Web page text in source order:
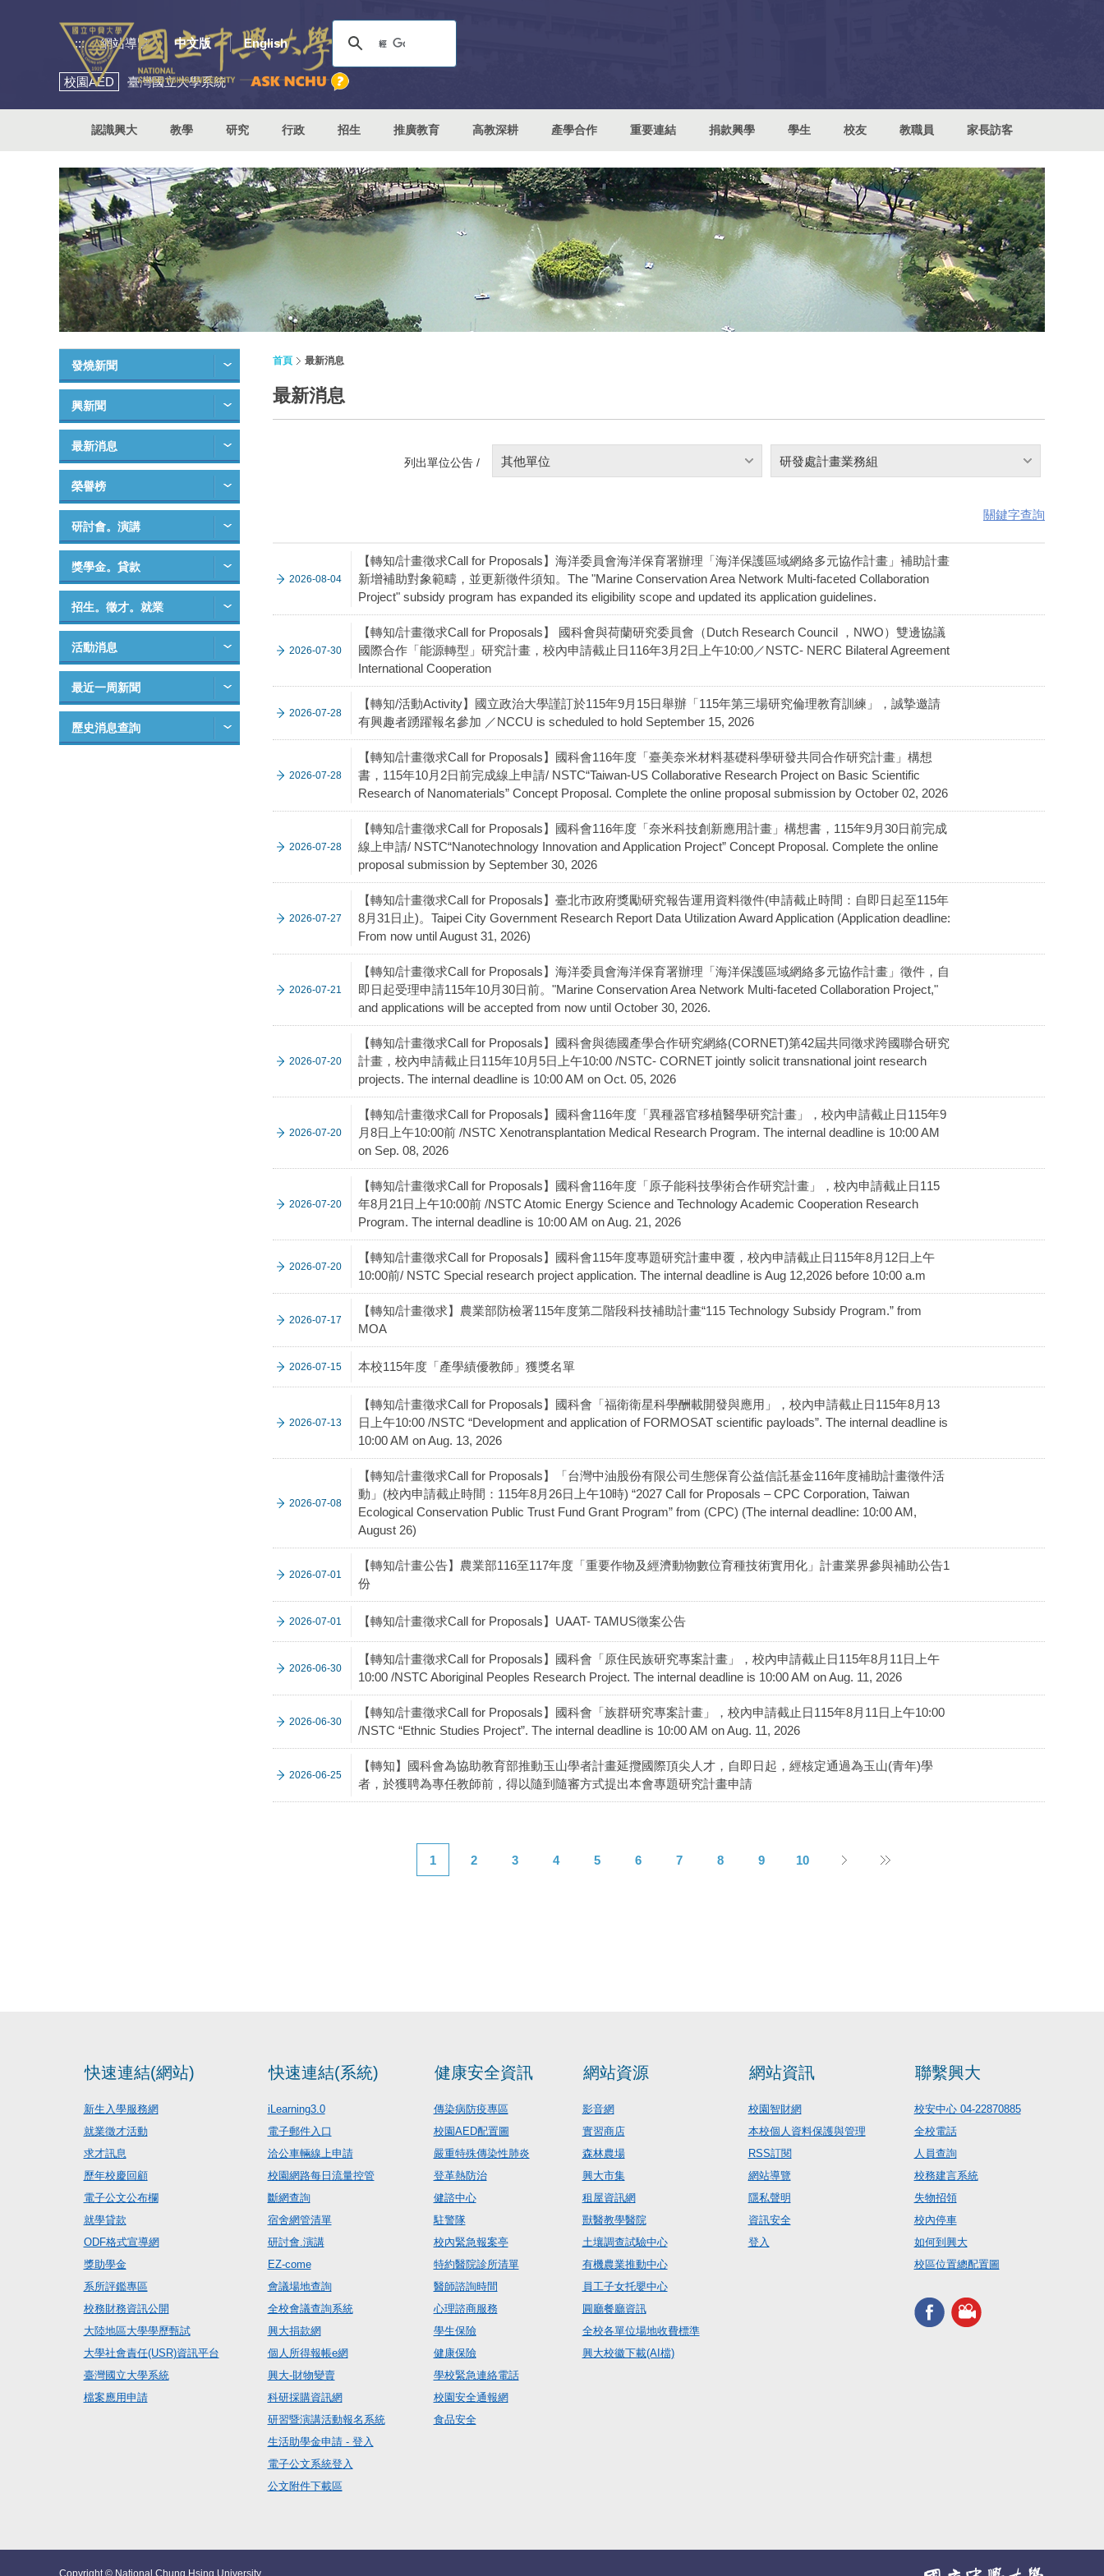
::: 網站導覽 中文版 English
校園AED 臺灣國立大學系統
認識興大 教學 研究 行政 招生 推廣教育 高教深耕 產學合作 重要連結 捐款興學 學生 校友 教職員 家長訪客
發燒新聞
興新聞
最新消息
榮譽榜
研討會。演講
獎學金。貸款
招生。徵才。就業
活動消息
最近一周新聞
歷史消息查詢
首頁 最新消息
最新消息
列出單位公告 / 其他單位 研發處計畫業務組
關鍵字查詢
2026-08-04
【轉知/計畫徵求Call for Proposals】海洋委員會海洋保育署辦理「海洋保護區域網絡多元協作計畫」補助計畫
新增補助對象範疇，並更新徵件須知。The "Marine Conservation Area Network Multi-faceted Collaboration
Project" subsidy program has expanded its eligibility scope and updated its application guidelines.
2026-07-30
【轉知/計畫徵求Call for Proposals】 國科會與荷蘭研究委員會（Dutch Research Council ，NWO）雙邊協議
國際合作「能源轉型」研究計畫，校內申請截止日116年3月2日上午10:00／NSTC- NERC Bilateral Agreement
International Cooperation
2026-07-28
【轉知/活動Activity】國立政治大學謹訂於115年9月15日舉辦「115年第三場研究倫理教育訓練」，誠摯邀請
有興趣者踴躍報名參加 ／NCCU is scheduled to hold September 15, 2026
2026-07-28
【轉知/計畫徵求Call for Proposals】國科會116年度「臺美奈米材料基礎科學研發共同合作研究計畫」構想
書，115年10月2日前完成線上申請/ NSTC“Taiwan-US Collaborative Research Project on Basic Scientific
Research of Nanomaterials” Concept Proposal. Complete the online proposal submission by October 02, 2026
2026-07-28
【轉知/計畫徵求Call for Proposals】國科會116年度「奈米科技創新應用計畫」構想書，115年9月30日前完成
線上申請/ NSTC“Nanotechnology Innovation and Application Project” Concept Proposal. Complete the online
proposal submission by September 30, 2026
2026-07-27
【轉知/計畫徵求Call for Proposals】臺北市政府獎勵研究報告運用資料徵件(申請截止時間：自即日起至115年
8月31日止)。Taipei City Government Research Report Data Utilization Award Application (Application deadline:
From now until August 31, 2026)
2026-07-21
【轉知/計畫徵求Call for Proposals】海洋委員會海洋保育署辦理「海洋保護區域網絡多元協作計畫」徵件，自
即日起受理申請115年10月30日前。"Marine Conservation Area Network Multi-faceted Collaboration Project,"
and applications will be accepted from now until October 30, 2026.
2026-07-20
【轉知/計畫徵求Call for Proposals】國科會與德國產學合作研究網絡(CORNET)第42屆共同徵求跨國聯合研究
計畫，校內申請截止日115年10月5日上午10:00 /NSTC- CORNET jointly solicit transnational joint research
projects. The internal deadline is 10:00 AM on Oct. 05, 2026
2026-07-20
【轉知/計畫徵求Call for Proposals】國科會116年度「異種器官移植醫學研究計畫」，校內申請截止日115年9
月8日上午10:00前 /NSTC Xenotransplantation Medical Research Program. The internal deadline is 10:00 AM
on Sep. 08, 2026
2026-07-20
【轉知/計畫徵求Call for Proposals】國科會116年度「原子能科技學術合作研究計畫」，校內申請截止日115
年8月21日上午10:00前 /NSTC Atomic Energy Science and Technology Academic Cooperation Research
Program. The internal deadline is 10:00 AM on Aug. 21, 2026
2026-07-20
【轉知/計畫徵求Call for Proposals】國科會115年度專題研究計畫申覆，校內申請截止日115年8月12日上午
10:00前/ NSTC Special research project application. The internal deadline is Aug 12,2026 before 10:00 a.m
2026-07-17
【轉知/計畫徵求】農業部防檢署115年度第二階段科技補助計畫“115 Technology Subsidy Program.” from
MOA
2026-07-15 本校115年度「產學績優教師」獲獎名單
2026-07-13
【轉知/計畫徵求Call for Proposals】國科會「福衛衛星科學酬載開發與應用」，校內申請截止日115年8月13
日上午10:00 /NSTC “Development and application of FORMOSAT scientific payloads”. The internal deadline is
10:00 AM on Aug. 13, 2026
2026-07-08
【轉知/計畫徵求Call for Proposals】「台灣中油股份有限公司生態保育公益信託基金116年度補助計畫徵件活
動」(校內申請截止時間：115年8月26日上午10時) “2027 Call for Proposals – CPC Corporation, Taiwan
Ecological Conservation Public Trust Fund Grant Program” from (CPC) (The internal deadline: 10:00 AM,
August 26)
2026-07-01
【轉知/計畫公告】農業部116至117年度「重要作物及經濟動物數位育種技術實用化」計畫業界參與補助公告1
份
2026-07-01 【轉知/計畫徵求Call for Proposals】UAAT- TAMUS徵案公告
2026-06-30
【轉知/計畫徵求Call for Proposals】國科會「原住民族研究專案計畫」，校內申請截止日115年8月11日上午
10:00 /NSTC Aboriginal Peoples Research Project. The internal deadline is 10:00 AM on Aug. 11, 2026
2026-06-30
【轉知/計畫徵求Call for Proposals】國科會「族群研究專案計畫」，校內申請截止日115年8月11日上午10:00
/NSTC “Ethnic Studies Project”. The internal deadline is 10:00 AM on Aug. 11, 2026
2026-06-25
【轉知】國科會為協助教育部推動玉山學者計畫延攬國際頂尖人才，自即日起，經核定通過為玉山(青年)學
者，於獲聘為專任教師前，得以隨到隨審方式提出本會專題研究計畫申請
1 2 3 4 5 6 7 8 9 10
快速連結(網站)
新生入學服務網
就業徵才活動
求才訊息
歷年校慶回顧
電子公文公布欄
就學貸款
ODF格式宣導網
獎助學金
系所評鑑專區
校務財務資訊公開
大陸地區大學學歷甄試
大學社會責任(USR)資訊平台
臺灣國立大學系統
檔案應用申請
快速連結(系統)
iLearning3.0
電子郵件入口
洽公車輛線上申請
校園網路每日流量控管
斷網查詢
宿舍網管清單
研討會.演講
EZ-come
會議場地查詢
全校會議查詢系統
興大捐款網
個人所得報帳e網
興大-財物變賣
科研採購資訊網
研習暨演講活動報名系統
生活助學金申請 - 登入
電子公文系統登入
公文附件下載區
健康安全資訊
傳染病防疫專區
校園AED配置圖
嚴重特殊傳染性肺炎
登革熱防治
健諮中心
駐警隊
校內緊急報案亭
特約醫院診所清單
醫師諮詢時間
心理諮商服務
學生保險
健康保險
學校緊急連絡電話
校園安全通報網
食品安全
網站資源
影音網
實習商店
森林農場
興大市集
租屋資訊網
獸醫教學醫院
土壤調查試驗中心
有機農業推動中心
員工子女托嬰中心
圓廳餐廳資訊
全校各單位場地收費標準
興大校徽下載(AI檔)
網站資訊
校園智財網
本校個人資料保護與管理
RSS訂閱
網站導覽
隱私聲明
資訊安全
登入
聯繫興大
校安中心 04-22870885
全校電話
人員查詢
校務建言系統
失物招領
校內停車
如何到興大
校區位置總配置圖
Copyright © National Chung Hsing University